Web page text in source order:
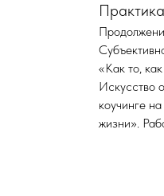
«Как то,
Искусство
коучинге
жизни».